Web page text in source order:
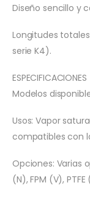
Diseño sencillo y
Longitudes totales
serie K4).
ESPECIFICACIONES
Modelos
Usos: Vapor
compatibles con
Opciones: Varias
(N), FPM (V),